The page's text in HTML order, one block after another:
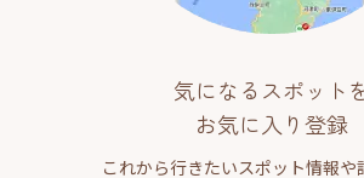
気になるスポット
お気に入り登録
これから行きたいスポット情報や